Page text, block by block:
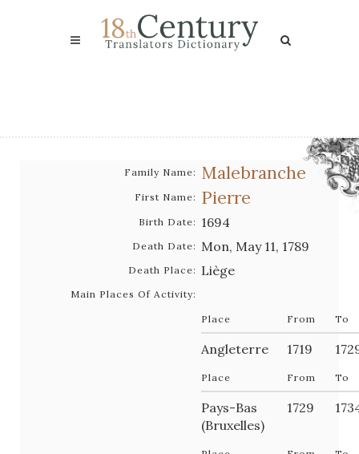
Family Name: Malebranche
First Name: Pierre
Birth Date: 1694
Death Date: Mon, May 11, 1789
Death Place: Liège
Main Places Of Activity:
Place From To
Angleterre 1719
Place From To
Pays-Bas
(Bruxelles)
1729